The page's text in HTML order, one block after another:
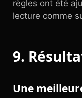
règles ont été
lecture comme
9.
Une